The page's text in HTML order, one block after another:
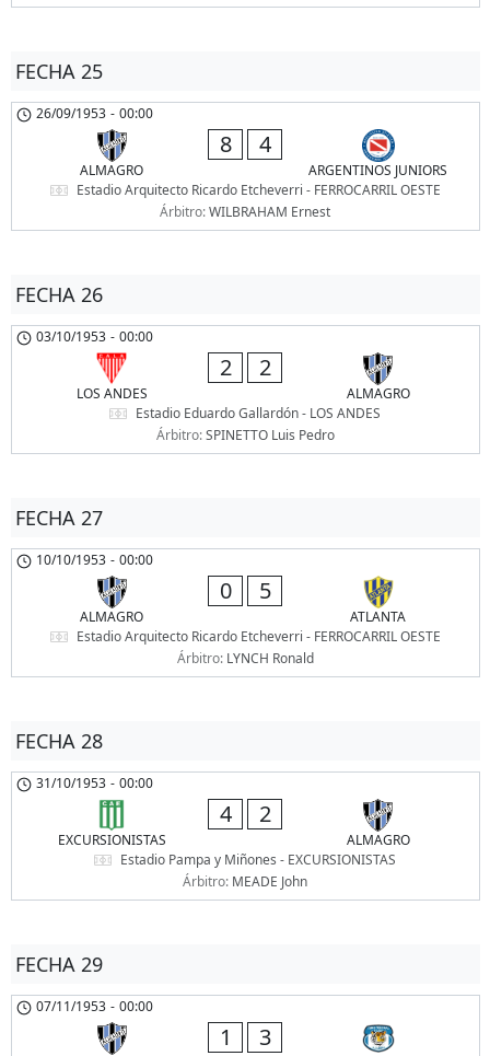
FECHA 25
26/09/1953 - 00:00
ALMAGRO
8 4
ARGENTINOS JUNIORS
Estadio Arquitecto Ricardo Etcheverri - FERROCARRIL OESTE
Árbitro:WILBRAHAM Ernest
FECHA 26
03/10/1953 - 00:00
LOS ANDES
2 2
ALMAGRO
Estadio Eduardo Gallardón - LOS ANDES
Árbitro:SPINETTO Luis Pedro
FECHA 27
10/10/1953 - 00:00
ALMAGRO
0 5
ATLANTA
Estadio Arquitecto Ricardo Etcheverri - FERROCARRIL OESTE
Árbitro: LYNCH Ronald
FECHA 28
31/10/1953 - 00:00
EXCURSIONISTAS
4 2
ALMAGRO
Estadio Pampa y Miñones - EXCURSIONISTAS
Árbitro: MEADE John
FECHA 29
07/11/1953 - 00:00
1 3